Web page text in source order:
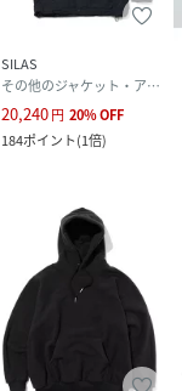
SILAS
その他のジャケット・アウター
20,240円 20%OFF
184ポイント(1倍)